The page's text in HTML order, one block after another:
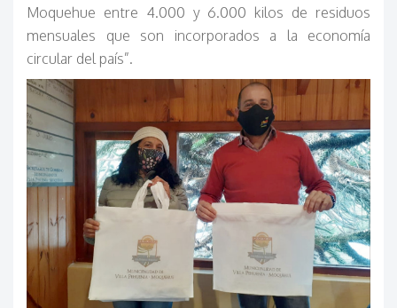
Moquehue entre 4.000 y 6.000 kilos de residuos
mensuales que son incorporados a la economía
circular del país”.